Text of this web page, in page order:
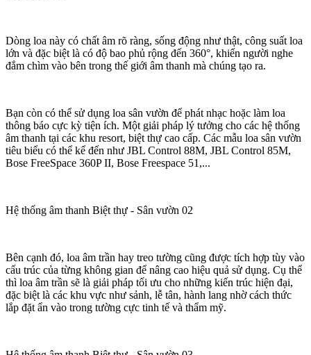
Dòng loa này có chất âm rõ ràng, sống động như thật, công suất loa
lớn và đặc biệt là có độ bao phủ rộng đến 360°, khiến người nghe
đắm chìm vào bên trong thế giới âm thanh mà chúng tạo ra.
Bạn còn có thể sử dụng loa sân vườn để phát nhạc hoặc làm loa
thông báo cực kỳ tiện ích. Một giải pháp lý tưởng cho các hệ thống
âm thanh tại các khu resort, biệt thự cao cấp. Các mẫu loa sân vườn
tiêu biểu có thể kể đến như JBL Control 88M, JBL Control 85M,
Bose FreeSpace 360P II, Bose Freespace 51,...
Hệ thống âm thanh Biệt thự - Sân vườn 02
Bên cạnh đó, loa âm trần hay treo tường cũng được tích hợp tùy vào
cấu trúc của từng không gian để nâng cao hiệu quả sử dụng. Cụ thể
thì loa âm trần sẽ là giải pháp tối ưu cho những kiến trúc hiện đại,
đặc biệt là các khu vực như sảnh, lễ tân, hành lang nhờ cách thức
lắp đặt ẩn vào trong tường cực tinh tế và thẩm mỹ.